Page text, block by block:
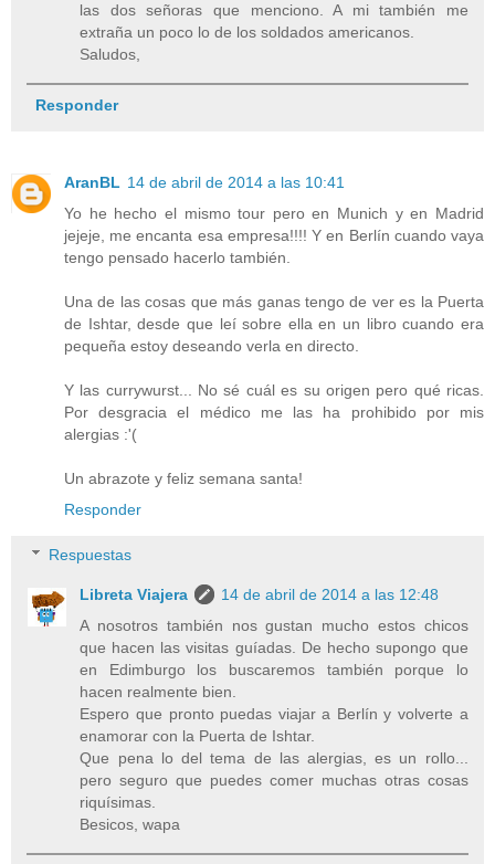
las dos señoras que menciono. A mi también me
extraña un poco lo de los soldados americanos.
Saludos,
Responder
AranBL 14 de abril de 2014 a las 10:41
Yo he hecho el mismo tour pero en Munich y en Madrid
jejeje, me encanta esa empresa!!!! Y en Berlín cuando vaya
tengo pensado hacerlo también.
Una de las cosas que más ganas tengo de ver es la Puerta
de Ishtar, desde que leí sobre ella en un libro cuando era
pequeña estoy deseando verla en directo.
Y las currywurst... No sé cuál es su origen pero qué ricas.
Por desgracia el médico me las ha prohibido por mis
alergias :'(
Un abrazote y feliz semana santa!
Responder
Respuestas
Libreta Viajera
14 de abril de 2014 a las 12:48
A nosotros también nos gustan mucho estos chicos
que hacen las visitas guíadas. De hecho supongo que
en Edimburgo los buscaremos también porque lo
hacen realmente bien.
Espero que pronto puedas viajar a Berlín y volverte a
enamorar con la Puerta de Ishtar.
Que pena lo del tema de las alergias, es un rollo...
pero seguro que puedes comer muchas otras cosas
riquísimas.
Besicos, wapa